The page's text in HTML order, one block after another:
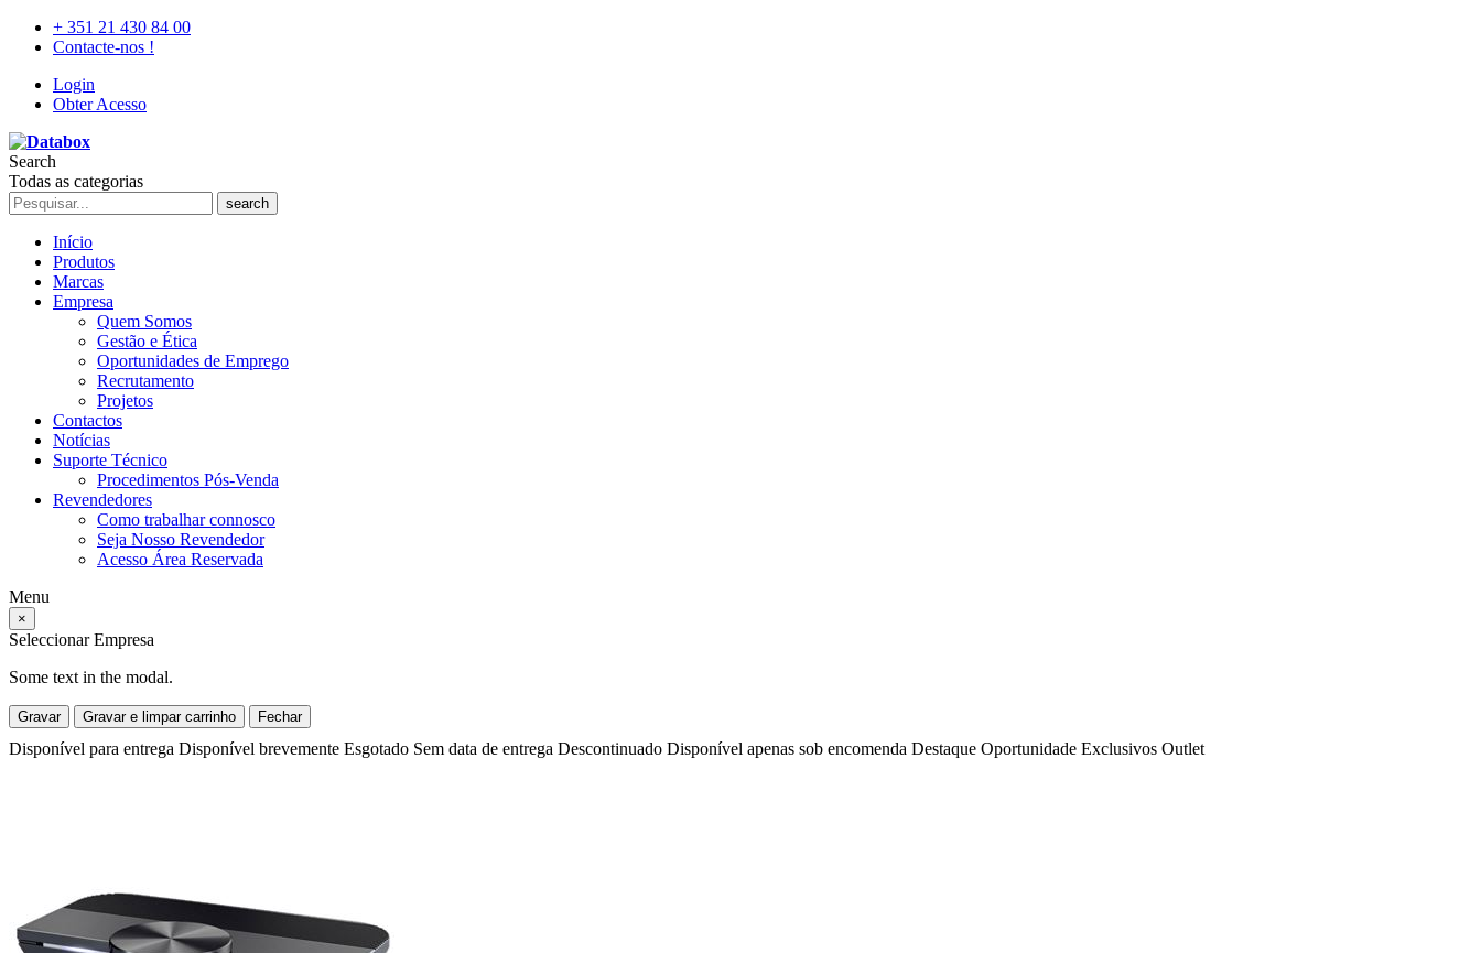
+ 351 21 430 84 00
Contacte-nos !
Login
Obter Acesso
Search
Todas as categorias
search
Início
Produtos
Marcas
Empresa
Quem Somos
Gestão e Ética
Oportunidades de Emprego
Recrutamento
Projetos
Contactos
Notícias
Suporte Técnico
Procedimentos Pós-Venda
Revendedores
Como trabalhar connosco
Seja Nosso Revendedor
Acesso Área Reservada
Menu
×
Seleccionar Empresa
Some text in the modal.
Gravar Gravar e limpar carrinho Fechar
Disponível para entrega Disponível brevemente Esgotado Sem data de entrega Descontinuado Disponível apenas sob encomenda Destaque Oportunidade Exclusivos Outlet